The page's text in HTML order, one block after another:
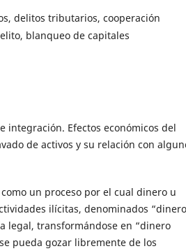
delitos tributarios, cooperación
blanqueo de capitales
integración. Efectos económicos del
de activos y su relación con
un proceso por el cual dinero u
ilícitas, denominados “dinero
legal, transformándose en “dinero
pueda gozar libremente de los